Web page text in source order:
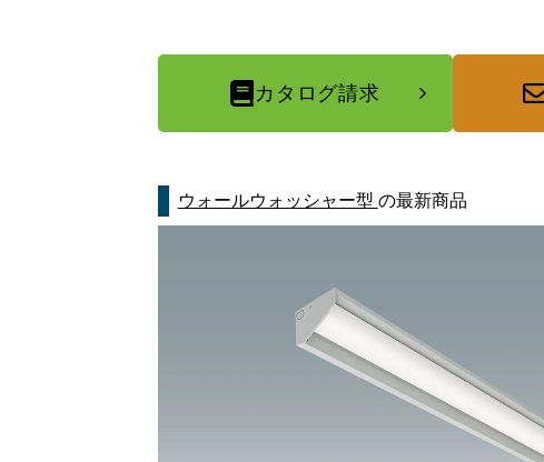
カタログ請求
ウォールウォッシャー型 の最新商品